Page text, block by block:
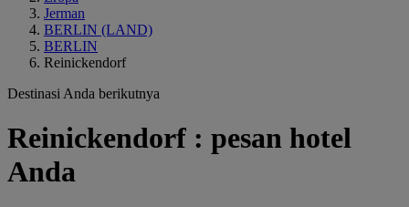
Jerman
BERLIN (LAND)
BERLIN
Reinickendorf
Destinasi Anda berikutnya
Reinickendorf : pesan hotel
Anda